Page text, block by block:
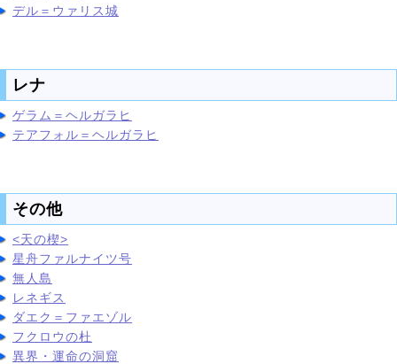
デル＝ウァリス城
レナ
ゲラム＝ヘルガラヒ
テアフォル＝ヘルガラヒ
その他
<天の楔>
星舟ファルナイツ号
無人島
レネギス
ダエク＝ファエゾル
フクロウの杜
異界・運命の洞窟